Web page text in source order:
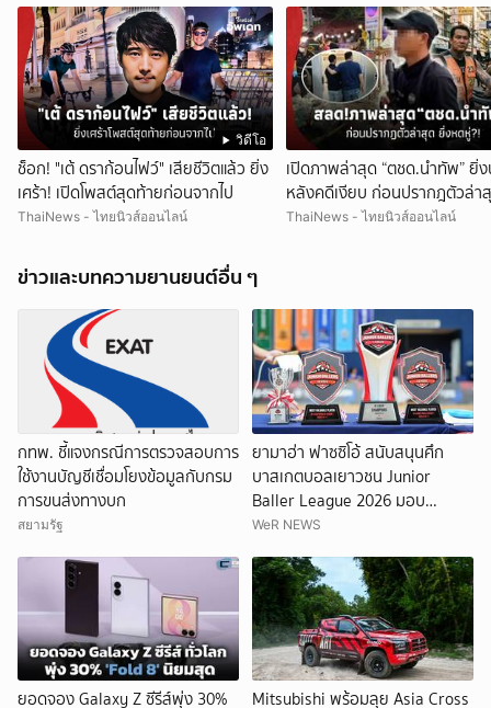
วิดีโอ
ช็อก! "เต้ ดราก้อนไฟว์" เสียชีวิตแล้ว ยิ่ง
เศร้า! เปิดโพสต์สุดท้ายก่อนจากไป
ThaiNews - ไทยนิวส์ออนไลน์
เปิดภาพล่าสุด “ตชด.นำทัพ” ยิ่
หลังคดีเงียบ ก่อนปรากฎตัวล่า
หดหู่?!
ThaiNews - ไทยนิวส์ออนไลน์
ข่าวและบทความยานยนต์อื่น ๆ
กทพ. ชี้แจงกรณีการตรวจสอบการ
ใช้งานบัญชีเชื่อมโยงข้อมูลกับกรม
การขนส่งทางบก
สยามรัฐ
ยามาฮ่า ฟาซซิโอ้ สนับสนุนศึก
บาสเกตบอลเยาวชน Junior
Baller League 2026 มอบ
FAZZIO Hybrid Lite แก่ดาวรุ่งผู้
ทัวร์นาเมนต์
WeR NEWS
ยอดจอง Galaxy Z ซีรีส์พุ่ง 30%
Mitsubishi พร้อมลุย Asia Cross